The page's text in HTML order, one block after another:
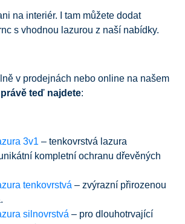
na interiér. I tam můžete dodat
s vhodnou lazurou z naší nabídky.
v prodejnách nebo online na našem
teď najdete:
3v1 – tenkovrstvá lazura
kompletní ochranu dřevěných
tenkovrstvá – zvýrazní přirozenou
silnovrstvá – pro dlouhotrvající